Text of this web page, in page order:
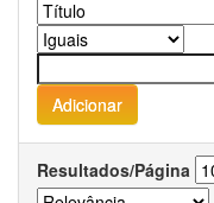
Resultados/Página